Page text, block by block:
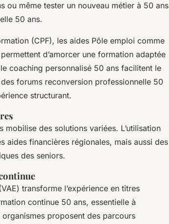
ou même tester un nouveau métier à 50 ans
50 ans.
(CPF), les aides Pôle emploi comme
d’amorcer une formation adaptée
coaching personnalisé 50 ans facilitent le
forums reconversion professionnelle 50
structurant.
des solutions variées. L’utilisation
aides financières régionales, mais aussi des
des seniors.
transforme l’expérience en titres
continue 50 ans, essentielle à
proposent des parcours